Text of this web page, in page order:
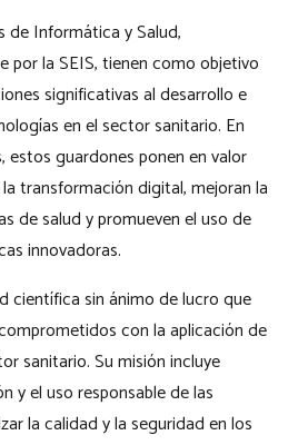
de Informática y Salud,
por la SEIS, tienen como objetivo
significativas al desarrollo e
en el sector sanitario. En
guardones ponen en valor
transformación digital, mejoran la
de salud y promueven el uso de
innovadoras.
científica sin ánimo de lucro que
con la aplicación de
sanitario. Su misión incluye
y el uso responsable de las
la calidad y la seguridad en los